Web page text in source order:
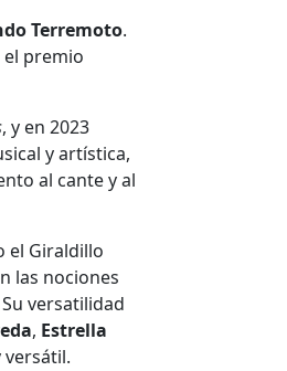
Terremoto.
premio
, y en 2023
y artística,
al cante y al
el Giraldillo
las nociones
Su versatilidad
, Estrella